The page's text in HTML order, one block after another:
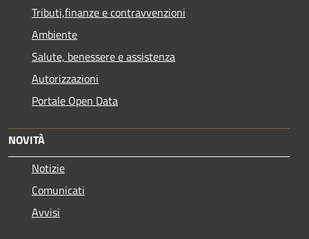
Tributi,finanze e contravvenzioni
Ambiente
Salute, benessere e assistenza
Autorizzazioni
Portale Open Data
NOVITÀ
Notizie
Comunicati
Avvisi